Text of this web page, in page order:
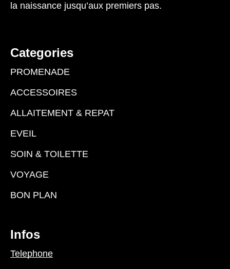
la naissance jusqu’aux premiers pas.
Categories
PROMENADE
ACCESSOIRES
ALLAITEMENT & REPAT
EVEIL
SOIN & TOILETTE
VOYAGE
BON PLAN
Infos
Telephone